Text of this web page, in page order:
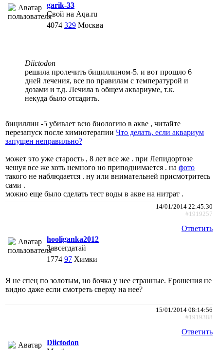
garik-33
Свой на Aqa.ru
4074 329 Москва
Diictodon
решила пролечить бициллином-5. и вот прошло 6
дней лечения, все по правилам с температурой и
дозами и т.д. Лечила в общем аквариуме, т.к.
некуда было отсадить.
бициллин -5 убивает всю биологию в акве , читайте
перезапуск после химиотерапии Что делать, если аквариум
запущен неправильно?
может это уже старость , 8 лет все же . при Лепидортозе
чешуя все же хоть немного но приподнимается . на фото
такого не наблюдается . ну или внимательней присмотритесь
сами .
можно еще было сделать тест воды в акве на нитрат .
14/01/2014 22:45:30
#1919257
Ответить
hooliganka2012
Завсегдатай
1774 97 Химки
Я не спец по золотым, но бочка у нее странные. Ерошения не
видно даже если смотреть сверху на нее?
15/01/2014 08:14:56
#1919388
Ответить
Diictodon